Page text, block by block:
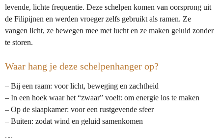
levende, lichte frequentie. Deze schelpen komen van oorsprong uit
de Filipijnen en werden vroeger zelfs gebruikt als ramen. Ze
vangen licht, ze bewegen mee met lucht en ze maken geluid zonder
te storen.
Waar hang je deze schelpenhanger op?
– Bij een raam: voor licht, beweging en zachtheid
– In een hoek waar het “zwaar” voelt: om energie los te maken
– Op de slaapkamer: voor een rustgevende sfeer
– Buiten: zodat wind en geluid samenkomen